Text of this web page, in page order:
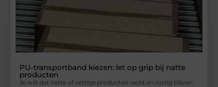
PU-transportband kiezen: let op grip bij natte
producten
Je wilt dat natte of vettige producten recht en rustig blijven